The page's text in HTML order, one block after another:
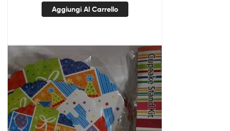
Aggiungi Al Carrello